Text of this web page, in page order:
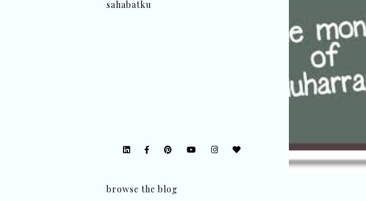
sahabatku
browse the blog